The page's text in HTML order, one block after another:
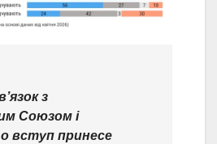
з
Союзом і
вступ принесе